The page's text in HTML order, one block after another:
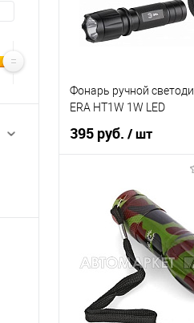
Фонарь ручной
ERA HT1W 1W LED
395 руб. / шт
Купить в 1 клик